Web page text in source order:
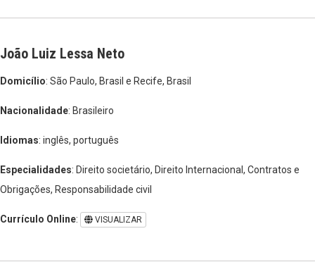
João Luiz Lessa Neto
Domicílio: São Paulo, Brasil e Recife, Brasil
Nacionalidade: Brasileiro
Idiomas: inglês, português
Especialidades: Direito societário, Direito Internacional, Contratos e
Obrigações, Responsabilidade civil
Currículo Online: VISUALIZAR